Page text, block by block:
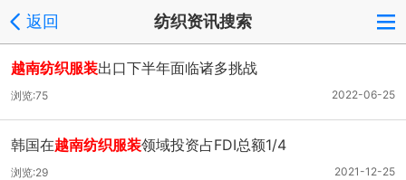
返回 纺织资讯搜索
越南纺织服装出口下半年面临诸多挑战
2022-06-25
浏览:75
韩国在越南纺织服装领域投资占FDI总额1/4
2021-12-25
浏览:29